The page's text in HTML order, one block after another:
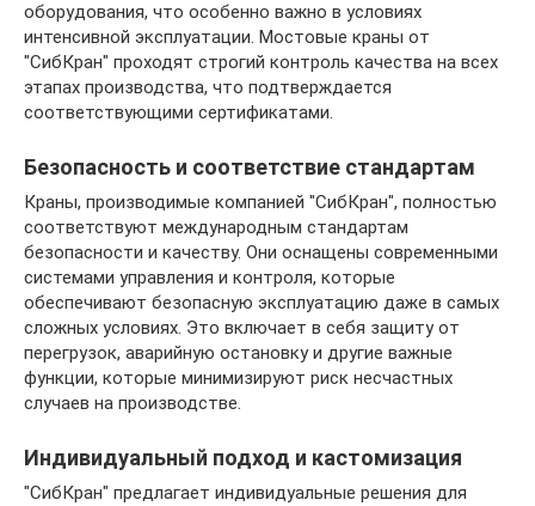
оборудования, что особенно важно в условиях
интенсивной эксплуатации. Мостовые краны от
"СибКран" проходят строгий контроль качества на всех
этапах производства, что подтверждается
соответствующими сертификатами.
Безопасность и соответствие стандартам
Краны, производимые компанией "СибКран", полностью
соответствуют международным стандартам
безопасности и качеству. Они оснащены современными
системами управления и контроля, которые
обеспечивают безопасную эксплуатацию даже в самых
сложных условиях. Это включает в себя защиту от
перегрузок, аварийную остановку и другие важные
функции, которые минимизируют риск несчастных
случаев на производстве.
Индивидуальный подход и кастомизация
"СибКран" предлагает индивидуальные решения для